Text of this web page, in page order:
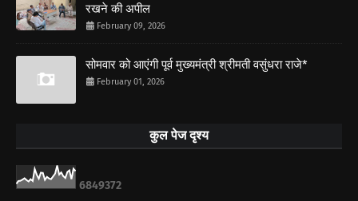
रखने की अपील
February 09, 2026
सोमवार को आएंगी पूर्व मुख्यमंत्री श्रीमती वसुंधरा राजे*
February 01, 2026
कुल पेज दृश्य
6849372